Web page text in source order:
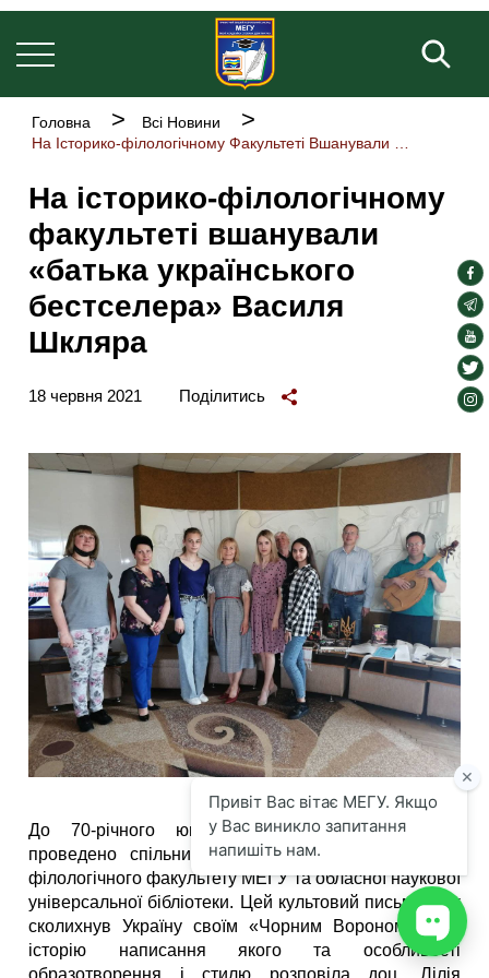
Перейти
до
основного
вмісту
Основна
Рядок
навіґації
Головна
Всі Новини
На історико-філологічному
факультеті вшанували
«батька українського
бестселера» Василя
Шкляра
18 червня 2021 Поділитись
До 70-річного ювілею Василя Шкляра було
проведено спільний літературний захід історико-
філологічного факультету МЕГУ та обласної наукової
універсальної бібліотеки. Цей культовий письменник
сколихнув Україну своїм «Чорним Вороном», про
історію написання якого та особливості
образотворення і стилю розповіла доц. Лілія